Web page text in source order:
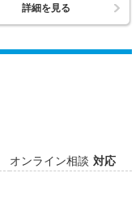
詳細を見る
オンライン相談 対応